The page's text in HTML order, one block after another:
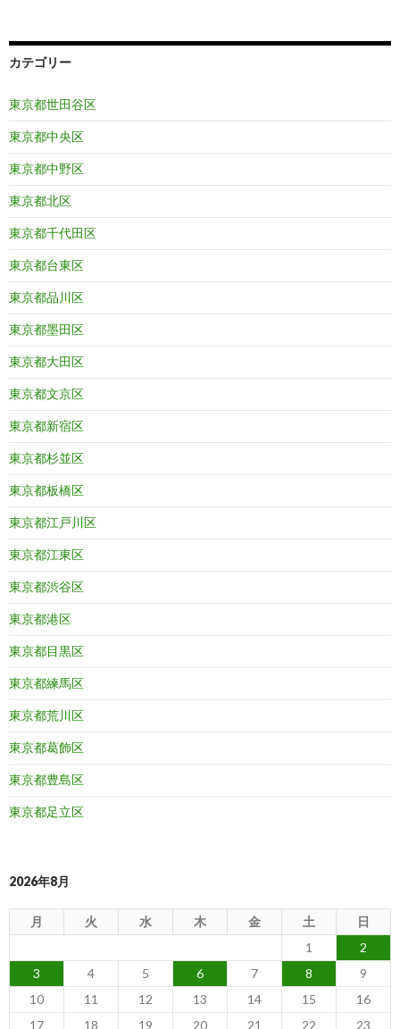
カテゴリー
東京都世田谷区
東京都中央区
東京都中野区
東京都北区
東京都千代田区
東京都台東区
東京都品川区
東京都墨田区
東京都大田区
東京都文京区
東京都新宿区
東京都杉並区
東京都板橋区
東京都江戸川区
東京都江東区
東京都渋谷区
東京都港区
東京都目黒区
東京都練馬区
東京都荒川区
東京都葛飾区
東京都豊島区
東京都足立区
2026年8月
月 火 水 木 金 土
日
1
2
3
4 5 6 7 8
9
10
11 12 13 14 15
16
17
18 19 20 21 22 23